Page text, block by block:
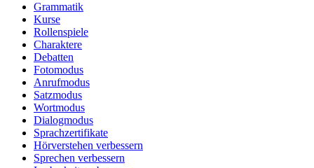
Grammatik
Kurse
Rollenspiele
Charaktere
Debatten
Fotomodus
Anrufmodus
Satzmodus
Wortmodus
Dialogmodus
Sprachzertifikate
Hörverstehen verbessern
Sprechen verbessern